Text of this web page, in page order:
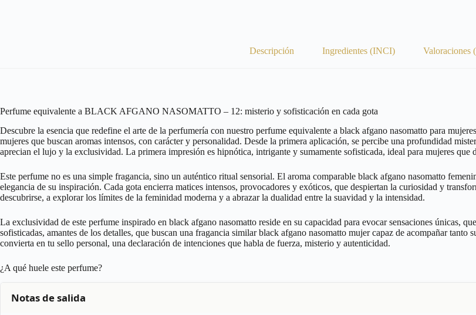
Descripción Ingredientes (INCI) Valoraciones
Perfume equivalente a BLACK AFGANO NASOMATTO – 12: misterio y sofisticación en cada gota
Descubre la esencia que redefine el arte de la perfumería con nuestro perfume equivalente a black afgano nasomatto para
mujeres que buscan aromas intensos, con carácter y personalidad. Desde la primera aplicación, se percibe una profundidad
aprecian el lujo y la exclusividad. La primera impresión es hipnótica, intrigante y sumamente sofisticada, ideal para mujeres que
Este perfume no es una simple fragancia, sino un auténtico ritual sensorial. El aroma comparable black afgano nasomatto
elegancia de su inspiración. Cada gota encierra matices intensos, provocadores y exóticos, que despiertan la curiosidad y
descubrirse, a explorar los límites de la feminidad moderna y a abrazar la dualidad entre la suavidad y la intensidad.
La exclusividad de este perfume inspirado en black afgano nasomatto reside en su capacidad para evocar sensaciones únicas,
sofisticadas, amantes de los detalles, que buscan una fragancia similar black afgano nasomatto mujer capaz de acompañar tanto
convierta en tu sello personal, una declaración de intenciones que habla de fuerza, misterio y autenticidad.
¿A qué huele este perfume?
Notas de salida